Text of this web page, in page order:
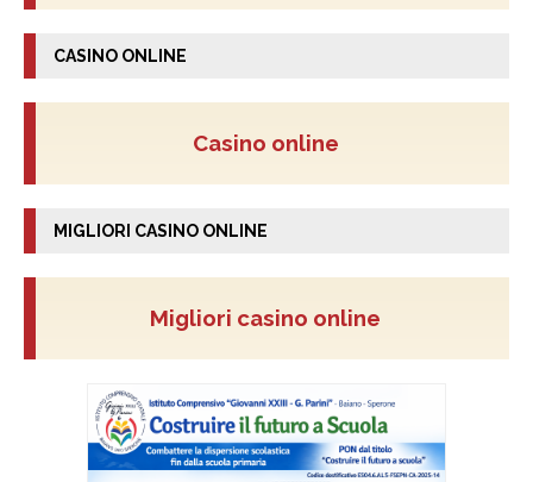
CASINO ONLINE
Casino online
MIGLIORI CASINO ONLINE
Migliori casino online